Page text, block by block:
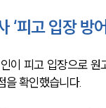
‘피고 입장 방
이 피고 입장으로
을 확인했습니다.